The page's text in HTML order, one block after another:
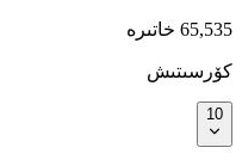
65,535 خاتىرە
كۆرسىتىش
10